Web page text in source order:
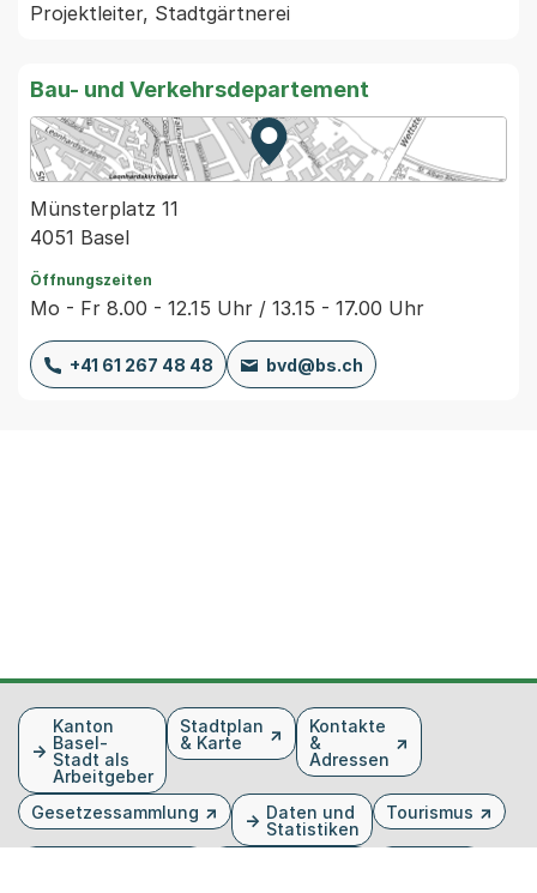
Projektleiter, Stadtgärtnerei
Bau- und Verkehrsdepartement
Zur Karte von MapBS.
Externer Link, wird in einem
Münsterplatz 11
4051 Basel
Öffnungszeiten
Mo - Fr 8.00 - 12.15 Uhr / 13.15 - 17.00 Uhr
+41 61 267 48 48 bvd@bs.ch
FusszeileKanton
Basel-
Stadt als
Arbeitgeber
Stadtplan
& Karte
Kontakte
&
Adressen
Gesetzessammlung
Daten und
Statistiken
Tourismus